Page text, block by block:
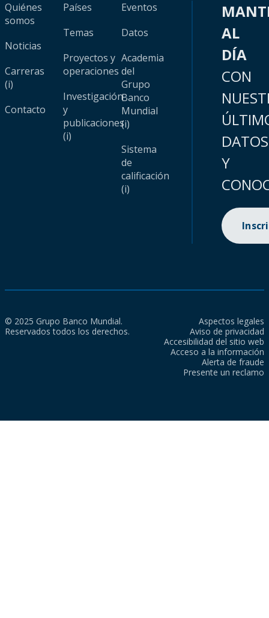
Quiénes
somos
Noticias
Carreras
(i)
Contacto
Países
Temas
Proyectos y
operaciones
Investigación
y
publicaciones
(i)
Eventos
Datos
Academia
del
Grupo
Banco
Mundial
(i)
Sistema
de
calificación
(i)
AL
DÍA
CON
DATOS
Y
© 2025 Grupo Banco Mundial.
Reservados todos los derechos.
Aspectos legales
Aviso de privacidad
Accesibilidad del sitio web
Acceso a la información
Alerta de fraude
Presente un reclamo